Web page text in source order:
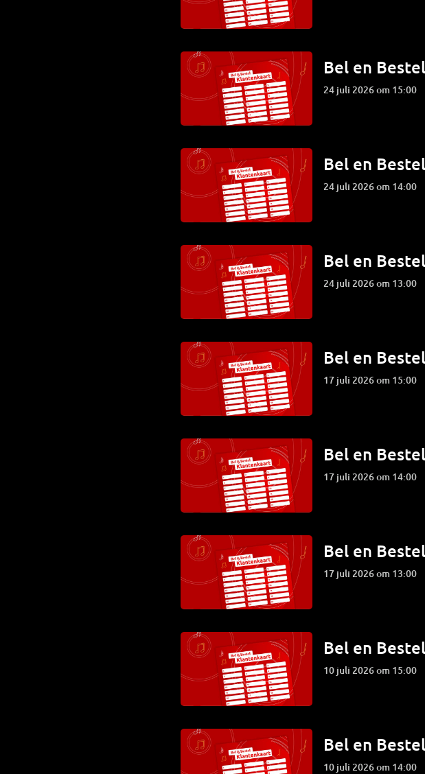
Bel en Bestel
24 juli 2026 om 15:00
Bel en Bestel
24 juli 2026 om 14:00
Bel en Bestel
24 juli 2026 om 13:00
Bel en Bestel
17 juli 2026 om 15:00
Bel en Bestel
17 juli 2026 om 14:00
Bel en Bestel
17 juli 2026 om 13:00
Bel en Bestel
10 juli 2026 om 15:00
Bel en Bestel
10 juli 2026 om 14:00